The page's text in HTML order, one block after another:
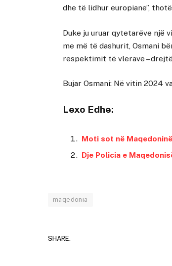
dhe të lidhur europiane”,
Duke ju uruar qytetarëve një
me më të dashurit, Osmani
respektimit të vlerave –
Bujar Osmani: Në vitin 2024
Lexo Edhe:
Moti sot në
Dje Policia e
maqedonia
SHARE.